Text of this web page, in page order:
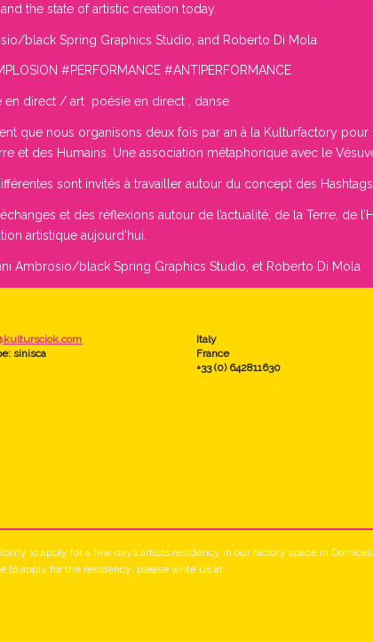
the state of artistic creation today.
black Spring Graphics Studio, and Roberto Di Mola
#PERFORMANCE #ANTIPERFORMANCE
direct / art poésie en direct , danse
que nous organisons deux fois par an à la Kulturfactory
et des Humains. Une association métaphorique avec le
sont invités à travailler autour du concept des
et des réflexions autour de l’actualité, de la Terre, de
artistique aujourd’hui.
Ambrosio/black Spring Graphics Studio, et Roberto Di Mola
sinisca
Italy
France
+33 (0) 642811630
to apply for a few days artists residency in our factory space in
to apply for the residency; please write us at :